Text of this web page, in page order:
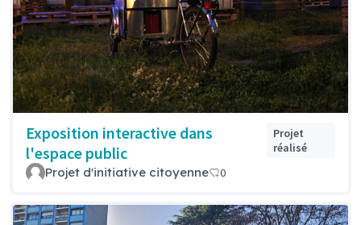
Exposition interactive dans
l'espace public
Projet
réalisé
Projet d'initiative citoyenne 0